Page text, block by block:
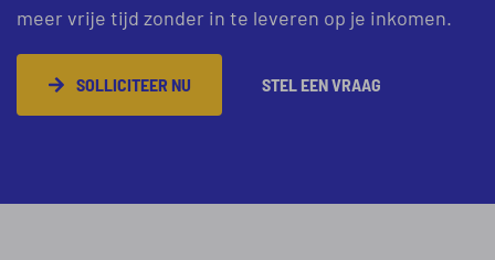
meer vrije tijd zonder in te leveren op je inkomen.
SOLLICITEER NU STEL EEN VRAAG